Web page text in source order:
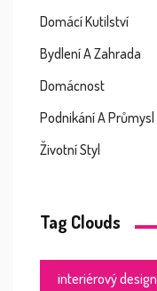
Domácí Kutilství
Bydlení A Zahrada
Domácnost
Podnikání A Průmysl
Životní Styl
Tag Clouds
interiérový design